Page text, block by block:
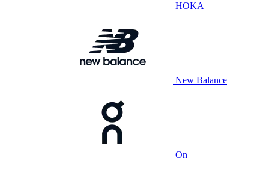
HOKA
New Balance
On